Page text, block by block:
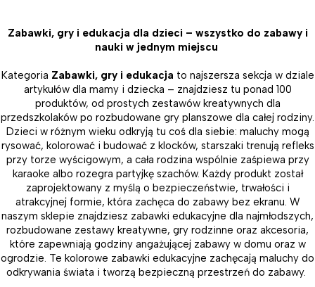
Zabawki, gry i edukacja dla dzieci – wszystko do zabawy i
nauki w jednym miejscu
Kategoria Zabawki, gry i edukacja to najszersza sekcja w dziale
artykułów dla mamy i dziecka – znajdziesz tu ponad 100
produktów, od prostych zestawów kreatywnych dla
przedszkolaków po rozbudowane gry planszowe dla całej rodziny.
Dzieci w różnym wieku odkryją tu coś dla siebie: maluchy mogą
rysować, kolorować i budować z klocków, starszaki trenują refleks
przy torze wyścigowym, a cała rodzina wspólnie zaśpiewa przy
karaoke albo rozegra partyjkę szachów. Każdy produkt został
zaprojektowany z myślą o bezpieczeństwie, trwałości i
atrakcyjnej formie, która zachęca do zabawy bez ekranu. W
naszym sklepie znajdziesz zabawki edukacyjne dla najmłodszych,
rozbudowane zestawy kreatywne, gry rodzinne oraz akcesoria,
które zapewniają godziny angażującej zabawy w domu oraz w
ogrodzie. Te kolorowe zabawki edukacyjne zachęcają maluchy do
odkrywania świata i tworzą bezpieczną przestrzeń do zabawy.